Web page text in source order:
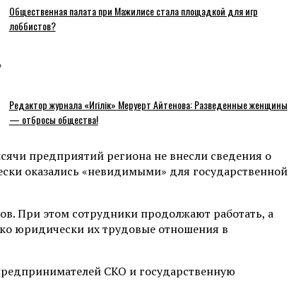
Общественная палата при Мажилисе стала площадкой для игр
лоббистов?
Редактор журнала «Игілік» Меруерт Айтенова: Разведенные женщины
— отбросы общества!
предприятий региона не внесли сведения о
оказались «невидимыми» для государственной
При этом сотрудники продолжают работать, а
юридически их трудовые отношения в
СКО и государственную